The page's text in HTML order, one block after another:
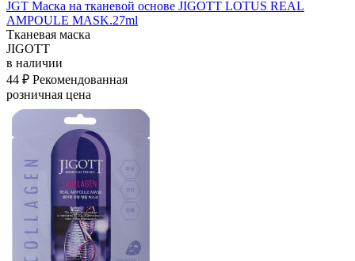
JGT Маска на тканевой основе JIGOTT LOTUS REAL
AMPOULE MASK.27ml
Тканевая маска
JIGOTT
в наличии
44 ₽ Рекомендованная
розничная цена